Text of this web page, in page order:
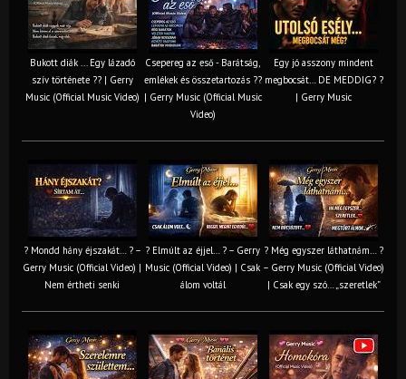
Bukott diák ... Egy lázadó
szív története ?? | Gerry
Music (Official Music Video)
Csepereg az eső - Barátság,
emlékek és összetartozás ?️?
| Gerry Music (Official Music
Video)
Egy jó asszony mindent
megbocsát… DE MEDDIG? ?
| Gerry Music
? Mondd hány éjszakát… ? –
Gerry Music (Official Video) |
Nem értheti senki
? Elmúlt az éjjel… ? – Gerry
Music (Official Video) | Csak
álom voltál
? Még egyszer láthatnám… ?
– Gerry Music (Official Video)
| Csak egy szó… „szeretlek”